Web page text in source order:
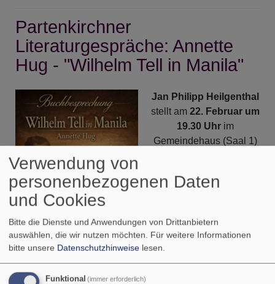
viel
brauchst"
Partenkirchner
Literaturgespräche: Annette
Hug - "Wilhelm Tell in Manila"
Bildrechte KI/rjt
Jan Philipp Heilgenthal
stellt am 22. Februar um
19.30 Uhr im
Gemeindehaus (Saal 1)
(1861-1896) gilt heute
Verwendung von
personenbezogenen Daten
und Cookies
Bitte die Dienste und Anwendungen von Drittanbietern
auswählen, die wir nutzen möchten. Für weitere Informationen
bitte unsere Datenschutzhinweise lesen.
Funktional (immer erforderlich)